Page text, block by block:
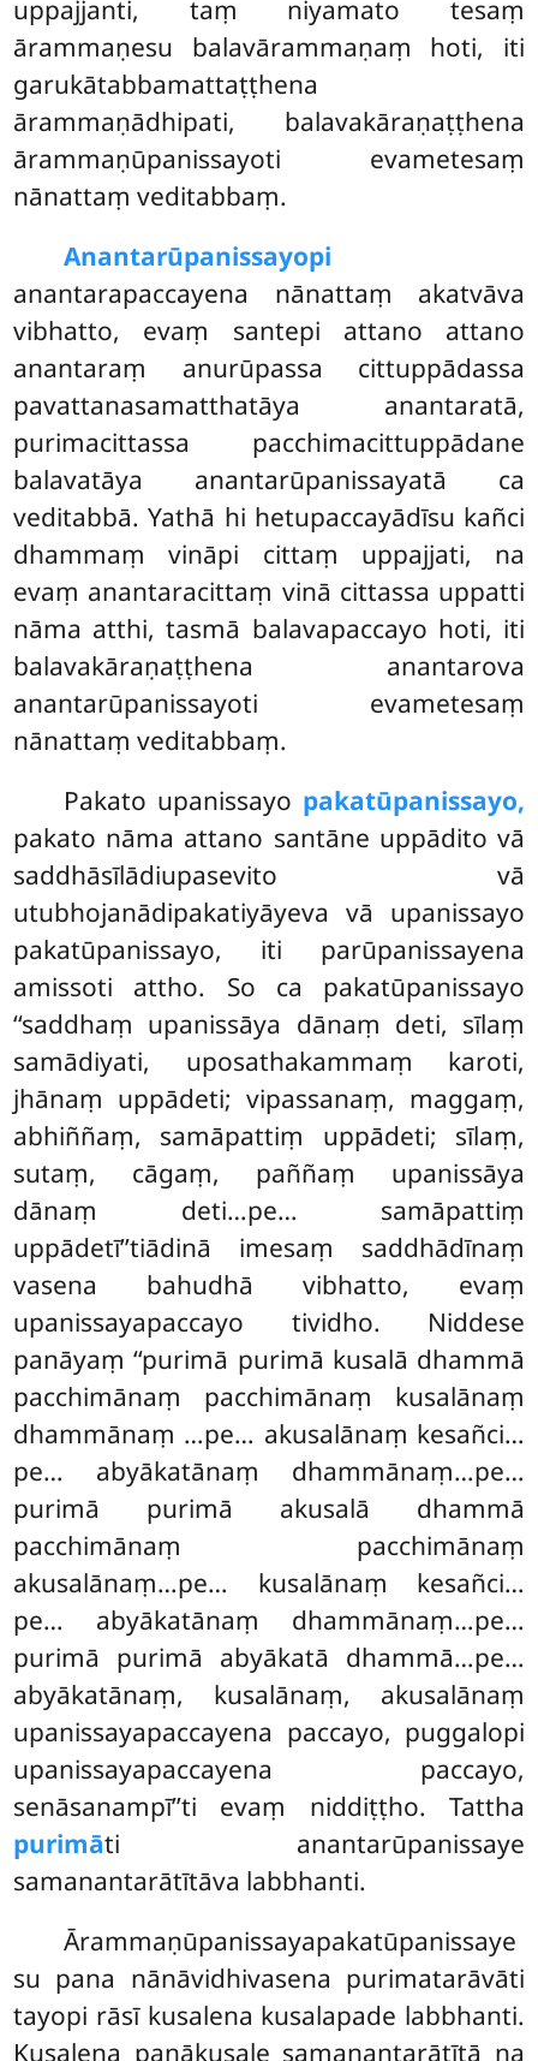
uppajjanti, taṃ niyamato tesaṃ
ārammaṇesu balavārammaṇaṃ hoti, iti
garukātabbamattaṭṭhena
ārammaṇādhipati, balavakāraṇaṭṭhena
ārammaṇūpanissayoti evametesaṃ
nānattaṃ veditabbaṃ.
Anantarūpanissayopi
anantarapaccayena nānattaṃ akatvāva
vibhatto, evaṃ santepi attano attano
anantaraṃ anurūpassa cittuppādassa
pavattanasamatthatāya anantaratā,
purimacittassa pacchimacittuppādane
balavatāya anantarūpanissayatā ca
veditabbā. Yathā hi hetupaccayādīsu kañci
dhammaṃ vināpi cittaṃ uppajjati, na
evaṃ anantaracittaṃ vinā cittassa uppatti
nāma atthi, tasmā balavapaccayo hoti, iti
balavakāraṇaṭṭhena anantarova
anantarūpanissayoti evametesaṃ
nānattaṃ veditabbaṃ.
Pakato upanissayo pakatūpanissayo,
pakato nāma attano santāne uppādito vā
saddhāsīlādiupasevito vā
utubhojanādipakatiyāyeva vā upanissayo
pakatūpanissayo, iti parūpanissayena
amissoti attho. So ca pakatūpanissayo
‘‘saddhaṃ upanissāya dānaṃ deti, sīlaṃ
samādiyati, uposathakammaṃ karoti,
jhānaṃ uppādeti; vipassanaṃ, maggaṃ,
abhiññaṃ, samāpattiṃ uppādeti; sīlaṃ,
sutaṃ, cāgaṃ, paññaṃ upanissāya
dānaṃ deti…pe… samāpattiṃ
uppādetī’’tiādinā imesaṃ saddhādīnaṃ
vasena bahudhā vibhatto, evaṃ
upanissayapaccayo tividho. Niddese
panāyaṃ ‘‘purimā purimā kusalā dhammā
pacchimānaṃ pacchimānaṃ kusalānaṃ
dhammānaṃ …pe… akusalānaṃ kesañci…
pe… abyākatānaṃ dhammānaṃ…pe…
purimā purimā akusalā dhammā
pacchimānaṃ pacchimānaṃ
akusalānaṃ…pe… kusalānaṃ kesañci…
pe… abyākatānaṃ dhammānaṃ…pe…
purimā purimā abyākatā dhammā…pe…
abyākatānaṃ, kusalānaṃ, akusalānaṃ
upanissayapaccayena paccayo, puggalopi
upanissayapaccayena paccayo,
senāsanampī’’ti evaṃ niddiṭṭho. Tattha
purimāti anantarūpanissaye
samanantarātītāva labbhanti.
Ārammaṇūpanissayapakatūpanissaye
su pana nānāvidhivasena purimatarāvāti
tayopi rāsī kusalena kusalapade labbhanti.
Kusalena panākusale samanantarātītā na